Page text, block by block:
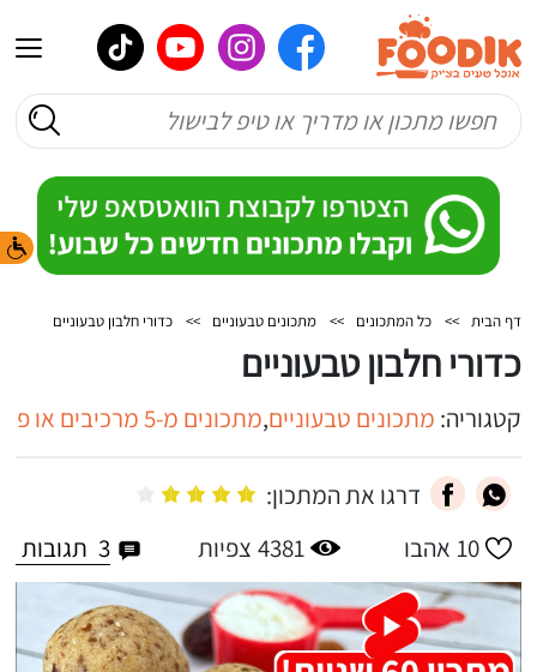
דף הבית >> כל המתכונים >> מתכונים טבעוניים >> כדורי חלבון טבעוניים
כדורי חלבון טבעוניים
קטגוריה: מתכונים טבעוניים,מתכונים מ-5 מרכיבים או פחות
דרגו את המתכון:
10 אהבו 4381 צפיות 3 תגובות